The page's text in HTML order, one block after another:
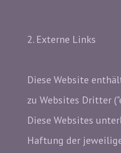
2. Externe Links
Diese Website
zu Websites Dritter
Diese Websites
Haftung der